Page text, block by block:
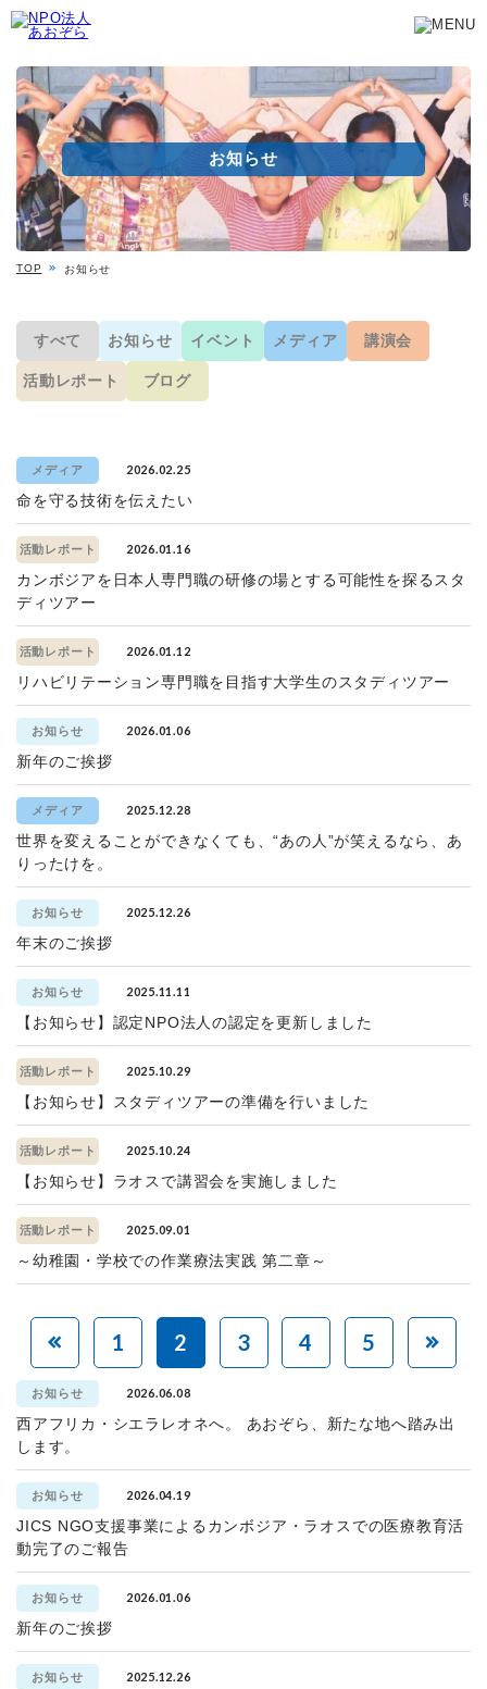
お知らせ
TOP お知らせ
すべて お知らせ イベント メディア 講演会
活動レポート ブログ
メディア 2026.02.25
命を守る技術を伝えたい
活動レポート 2026.01.16
カンボジアを日本人専門職の研修の場とする可能性を探るスタ
ディツアー
活動レポート 2026.01.12
リハビリテーション専門職を目指す大学生のスタディツアー
お知らせ 2026.01.06
新年のご挨拶
メディア 2025.12.28
世界を変えることができなくても、“あの人”が笑えるなら、あ
りったけを。
お知らせ 2025.12.26
年末のご挨拶
お知らせ 2025.11.11
【お知らせ】認定NPO法人の認定を更新しました
活動レポート 2025.10.29
【お知らせ】スタディツアーの準備を行いました
活動レポート 2025.10.24
【お知らせ】ラオスで講習会を実施しました
活動レポート 2025.09.01
～幼稚園・学校での作業療法実践 第二章～
1 2 3 4 5
お知らせ 2026.06.08
西アフリカ・シエラレオネへ。 あおぞら、新たな地へ踏み出
します。
お知らせ 2026.04.19
JICS NGO支援事業によるカンボジア・ラオスでの医療教育活
動完了のご報告
お知らせ 2026.01.06
新年のご挨拶
お知らせ 2025.12.26